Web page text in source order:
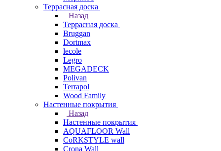
Террасная доска
Назад
Террасная доска
Bruggan
Dortmax
lecole
Legro
MEGADECK
Polivan
Terrapol
Wood Family
Настенные покрытия
Назад
Настенные покрытия
AQUAFLOOR Wall
CoRKSTYLE wall
Crona Wall